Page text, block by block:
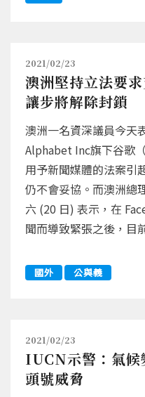
2021/02/23
澳洲堅持立法要
讓步將解除封鎖
澳洲一名資深議員今天
Alphabet Inc旗下谷歌
用予新聞媒體的法案引
仍不會妥協。而澳洲
六 (20 日) 表示，在
聞而導致緊張之後，目
國外 公與義
2021/02/23
IUCN示警：氣候
頭號威脅